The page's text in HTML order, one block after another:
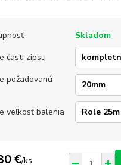
Skladom
časti zipsu
požadovanú
veľkosť balenia
€/ks